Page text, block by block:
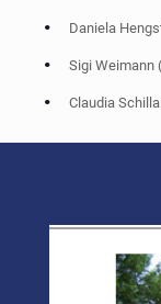
Daniela
Sigi Weimann
Claudia